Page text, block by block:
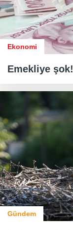
Ekonomi
Emekliye şok!
Gündem